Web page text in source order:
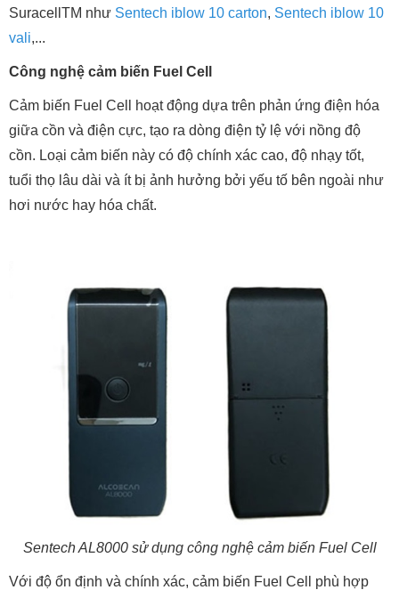
SuracellTM như Sentech iblow 10 carton, Sentech iblow 10
vali,...
Công nghệ cảm biến Fuel Cell
Cảm biến Fuel Cell hoạt động dựa trên phản ứng điện hóa
giữa cồn và điện cực, tạo ra dòng điện tỷ lệ với nồng độ
cồn. Loại cảm biến này có độ chính xác cao, độ nhạy tốt,
tuổi thọ lâu dài và ít bị ảnh hưởng bởi yếu tố bên ngoài như
hơi nước hay hóa chất.
Sentech AL8000 sử dụng công nghệ cảm biến Fuel Cell
Với độ ổn định và chính xác, cảm biến Fuel Cell phù hợp